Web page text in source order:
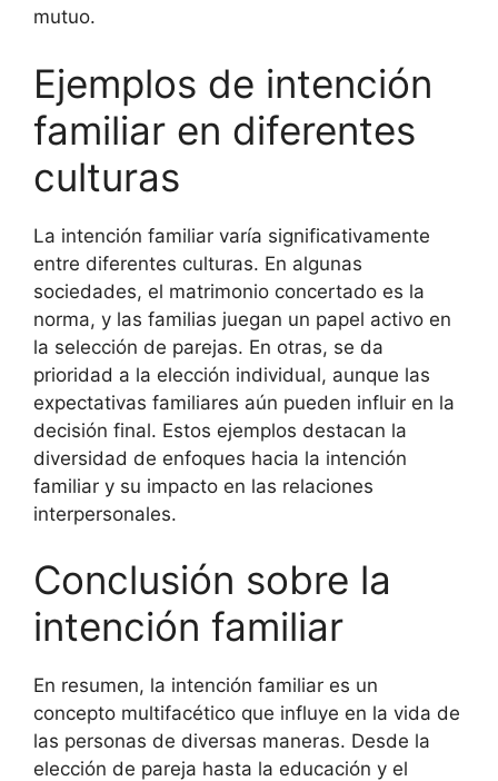
mutuo.
Ejemplos de intención
familiar en diferentes
culturas
La intención familiar varía significativamente
entre diferentes culturas. En algunas
sociedades, el matrimonio concertado es la
norma, y las familias juegan un papel activo en
la selección de parejas. En otras, se da
prioridad a la elección individual, aunque las
expectativas familiares aún pueden influir en la
decisión final. Estos ejemplos destacan la
diversidad de enfoques hacia la intención
familiar y su impacto en las relaciones
interpersonales.
Conclusión sobre la
intención familiar
En resumen, la intención familiar es un
concepto multifacético que influye en la vida de
las personas de diversas maneras. Desde la
elección de pareja hasta la educación y el